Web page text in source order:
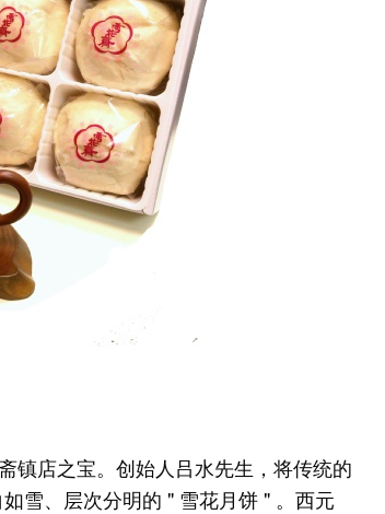
镇店之宝。创始人吕水先生，将传统的
雪、层次分明的 " 雪花月饼 " 。西元